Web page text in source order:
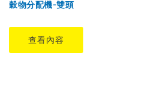
穀物分配機-雙頭
查看內容